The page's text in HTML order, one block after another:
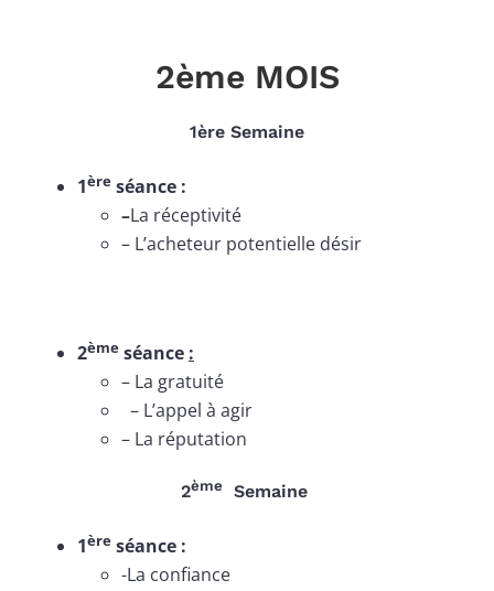
2ème MOIS
1ère Semaine
1ère séance :
–La réceptivité
– L’acheteur potentielle désir
2ème séance :
– La gratuité
– L’appel à agir
– La réputation
2ème Semaine
1ère séance :
-La confiance